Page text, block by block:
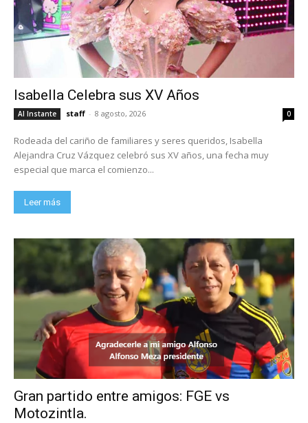
Isabella Celebra sus XV Años
Al Instante staff - 8 agosto, 2026 0
Rodeada del cariño de familiares y seres queridos, Isabella
Alejandra Cruz Vázquez celebró sus XV años, una fecha muy
especial que marca el comienzo...
Leer más
Gran partido entre amigos: FGE vs
Motozintla.